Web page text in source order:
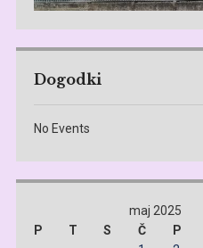
Dogodki
No Events
maj 2025
P
T S Č P